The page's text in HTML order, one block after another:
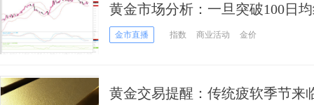
黄金市场分析：一旦突破100日
在目标位为1987.65美元
金市直播 指数 商业活动 金价
黄金交易提醒：传统疲软季节来